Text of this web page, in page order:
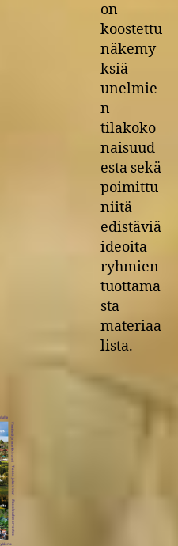
on
koostettu
näkemy
ksiä
unelmie
n
tilakoko
naisuud
esta sekä
poimittu
niitä
edistäviä
ideoita
ryhmien
tuottama
sta
materiaa
lista.